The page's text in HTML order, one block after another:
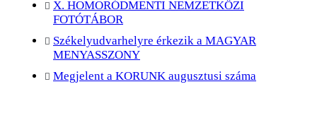
X. HOMORÓDMENTI NEMZETKÖZI
FOTÓTÁBOR
Székelyudvarhelyre érkezik a MAGYAR
MENYASSZONY
Megjelent a KORUNK augusztusi száma